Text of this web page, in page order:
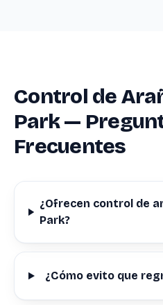
Control de
Park —
Frecuentes
¿Ofrecen control de
Park?
¿Cómo evito que